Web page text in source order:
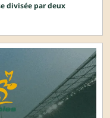
divisée par deux